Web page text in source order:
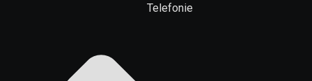
Telefonie